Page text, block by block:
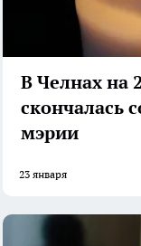
В Челнах на
скончалась
мэрии
23 января